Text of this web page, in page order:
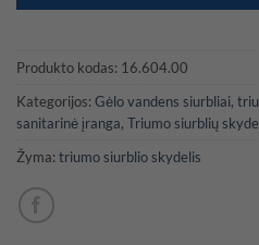
Produkto kodas: 16.604.00
Kategorijos: Gėlo vandens siurbliai,
sanitarinė įranga, Triumo siurblių
Žyma: triumo siurblio skydelis